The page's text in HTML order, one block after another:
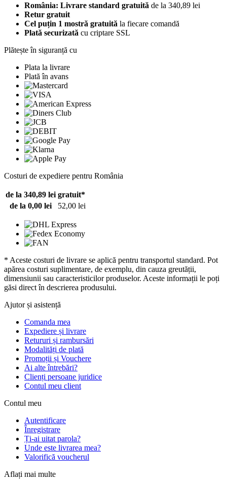
România: Livrare standard gratuită de la 340,89 lei
Retur gratuit
Cel puțin 1 mostră gratuită la fiecare comandă
Plată securizată cu criptare SSL
Plătește în siguranță cu
Plata la livrare
Plată în avans
Costuri de expediere pentru România
de la 340,89 lei gratuit*
de la 0,00 lei
52,00 lei
* Aceste costuri de livrare se aplică pentru transportul standard. Pot
apărea costuri suplimentare, de exemplu, din cauza greutății,
dimensiunii sau caracteristicilor produselor. Aceste informații le poți
găsi direct în descrierea produsului.
Ajutor și asistență
Comanda mea
Expediere și livrare
Retururi și rambursări
Modalități de plată
Promoții și Vouchere
Ai alte întrebări?
Clienți persoane juridice
Contul meu client
Contul meu
Autentificare
Înregistrare
Ți-ai uitat parola?
Unde este livrarea mea?
Valorifică voucherul
Aflați mai multe